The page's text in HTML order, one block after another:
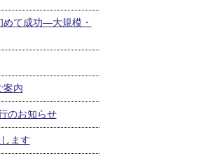
めて成功―大規模・
案内
のお知らせ
ます